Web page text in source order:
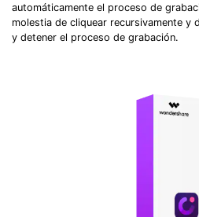
automáticamente el proceso de
molestia de cliquear recursivamente y
y detener el proceso de grabación.